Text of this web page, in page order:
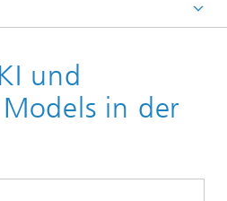
und
in der